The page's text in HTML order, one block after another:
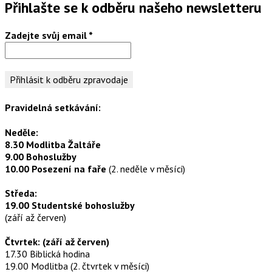
Přihlašte se k odběru našeho newsletteru
Zadejte svůj email *
Pravidelná setkávání:
Neděle:
8.30 Modlitba Žaltáře
9.00 Bohoslužby
10.00 Posezení na faře (2. neděle v měsíci)
Středa:
19.00 Studentské bohoslužby
(září až červen)
Čtvrtek: (září až červen)
17.30 Biblická hodina
19.00 Modlitba (2. čtvrtek v měsíci)